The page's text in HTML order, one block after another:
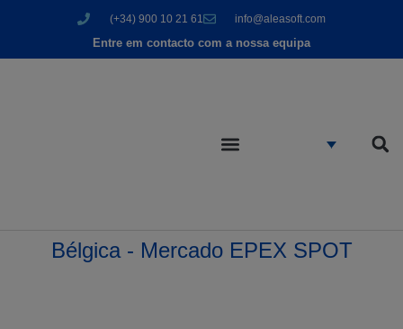
(+34) 900 10 21 61 info@aleasoft.com
Entre em contacto com a nossa equipa
Bélgica - Mercado EPEX SPOT